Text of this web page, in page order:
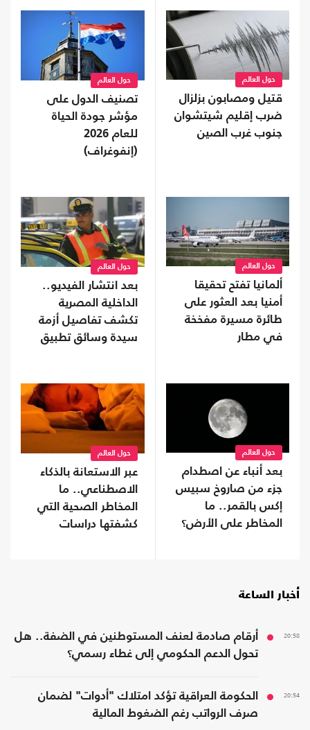
حول العالم
قتيل ومصابون بزلزال
ضرب إقليم شيتشوان
جنوب غرب الصين
حول العالم
تصنيف الدول على
مؤشر جودة الحياة
للعام 2026
(إنفوغراف)
حول العالم
ألمانيا تفتح تحقيقا
أمنيا بعد العثور على
طائرة مسيرة مفخخة
في مطار
حول العالم
بعد انتشار الفيديو..
الداخلية المصرية
تكشف تفاصيل أزمة
سيدة وسائق تطبيق
حول العالم
بعد أنباء عن اصطدام
جزء من صاروخ سبيس
إكس بالقمر.. ما
المخاطر على الأرض؟
حول العالم
عبر الاستعانة بالذكاء
الاصطناعي.. ما
المخاطر الصحية التي
كشفتها دراسات
أخبار الساعة
20:58
أرقام صادمة لعنف المستوطنين في الضفة.. هل
تحول الدعم الحكومي إلى غطاء رسمي؟
20:54
الحكومة العراقية تؤكد امتلاك "أدوات" لضمان
صرف الرواتب رغم الضغوط المالية